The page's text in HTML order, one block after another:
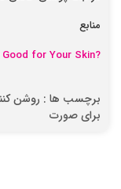
منابع
Good for Your Skin?
برچسب ها : روشن
برای صورت